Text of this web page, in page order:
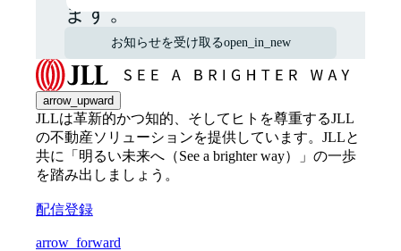
ます。
お知らせを受け取るopen_in_new
arrow_upward
JLLは革新的かつ知的、そしてヒトを尊重するJLL
の不動産ソリューションを提供しています。JLLと
共に「明るい未来へ（See a brighter way）」の一歩
を踏み出しましょう。
配信登録
arrow_forward